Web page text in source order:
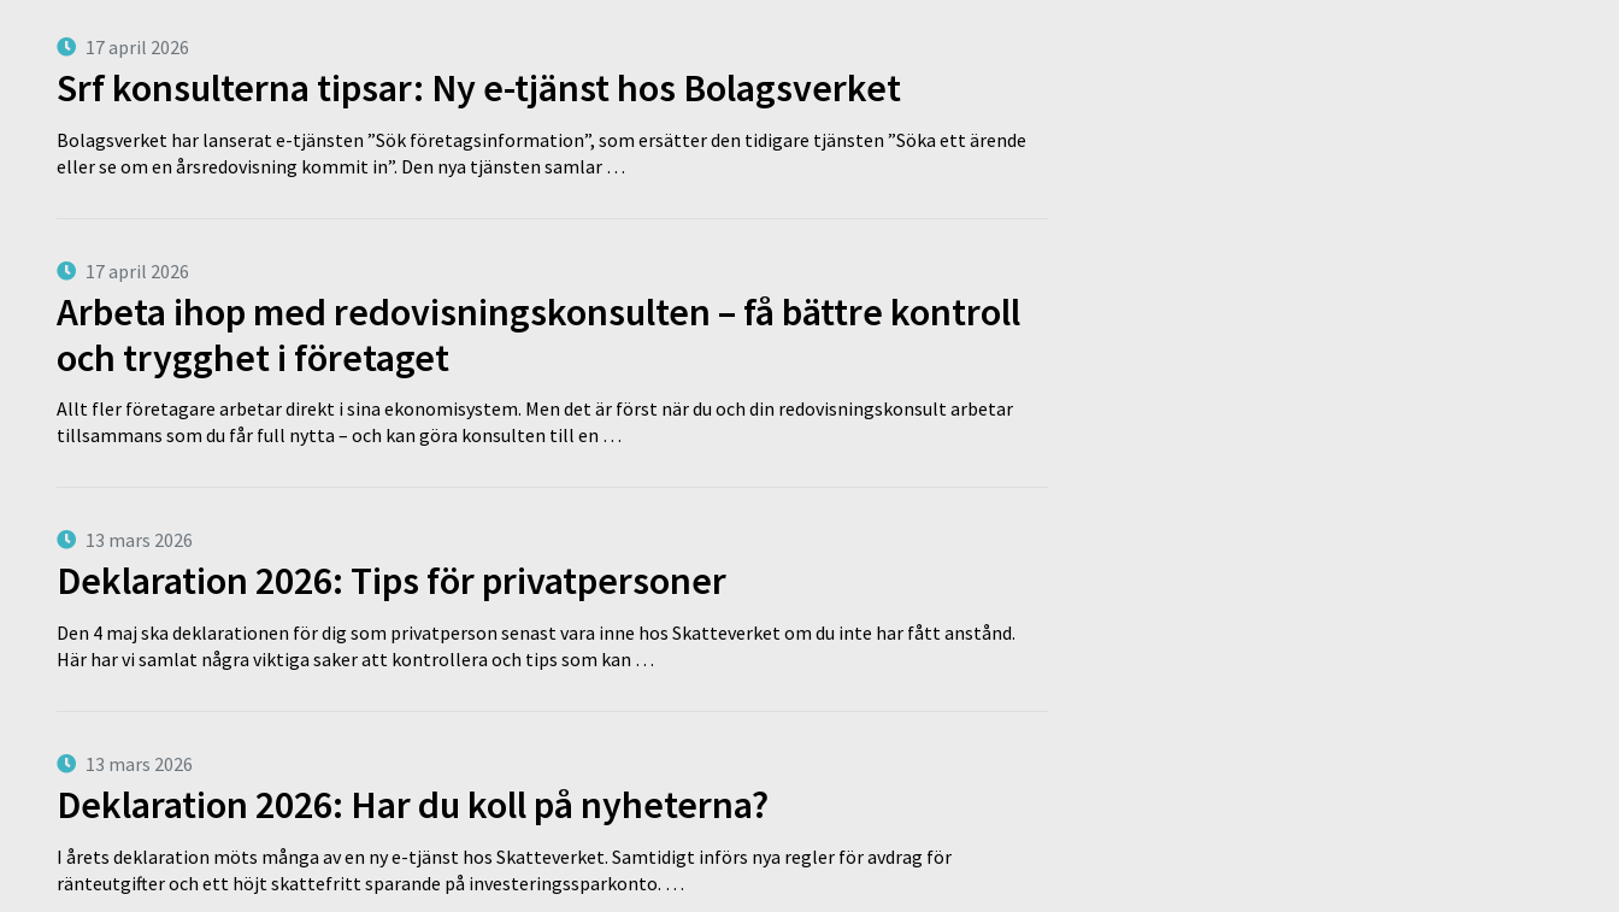
17 april 2026
Srf konsulterna tipsar: Ny e-tjänst hos Bolagsverket
Bolagsverket har lanserat e-tjänsten ”Sök företagsinformation”, som ersätter den tidigare tjänsten ”Söka ett ärende
eller se om en årsredovisning kommit in”. Den nya tjänsten samlar …
17 april 2026
Arbeta ihop med redovisningskonsulten – få bättre kontroll
och trygghet i företaget
Allt fler företagare arbetar direkt i sina ekonomisystem. Men det är först när du och din redovisningskonsult arbetar
tillsammans som du får full nytta – och kan göra konsulten till en …
13 mars 2026
Deklaration 2026: Tips för privatpersoner
Den 4 maj ska deklarationen för dig som privatperson senast vara inne hos Skatteverket om du inte har fått anstånd.
Här har vi samlat några viktiga saker att kontrollera och tips som kan …
13 mars 2026
Deklaration 2026: Har du koll på nyheterna?
I årets deklaration möts många av en ny e-tjänst hos Skatteverket. Samtidigt införs nya regler för avdrag för
ränteutgifter och ett höjt skattefritt sparande på investeringssparkonto. …